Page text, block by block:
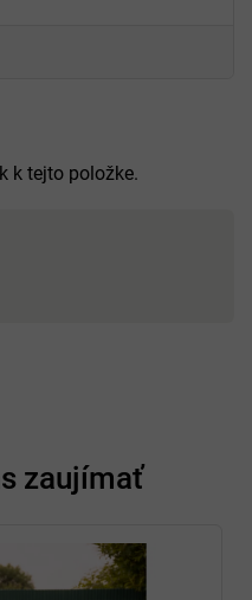
k tejto položke.
zaujímať